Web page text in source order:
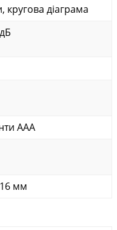
кругова діаграма
AAA
мм